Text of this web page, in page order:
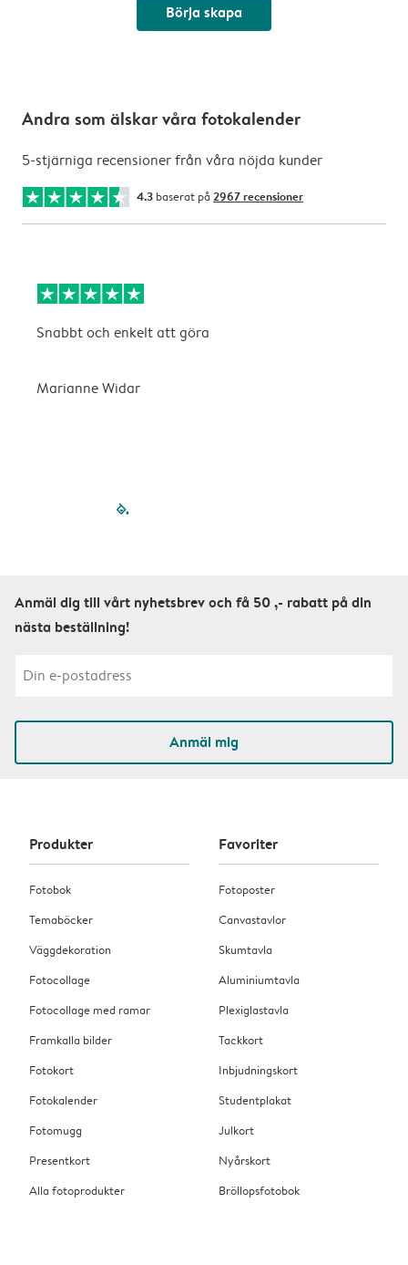
Börja skapa
Andra som älskar våra fotokalender
5-stjärniga recensioner från våra nöjda kunder
4.3 baserat på 2967 recensioner
Snabbt och enkelt att göra
Marianne Widar
filled-pagination
Anmäl dig till vårt nyhetsbrev och få 50 ,- rabatt på din
nästa beställning!
Anmäl mig
Produkter
Fotobok
Temaböcker
Väggdekoration
Fotocollage
Fotocollage med ramar
Framkalla bilder
Fotokort
Fotokalender
Fotomugg
Presentkort
Alla fotoprodukter
Favoriter
Fotoposter
Canvastavlor
Skumtavla
Aluminiumtavla
Plexiglastavla
Tackkort
Inbjudningskort
Studentplakat
Julkort
Nyårskort
Bröllopsfotobok